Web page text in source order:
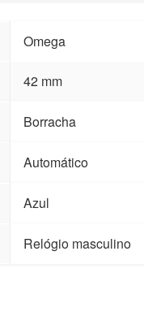
Omega
42 mm
Borracha
Automático
Azul
Relógio masculino